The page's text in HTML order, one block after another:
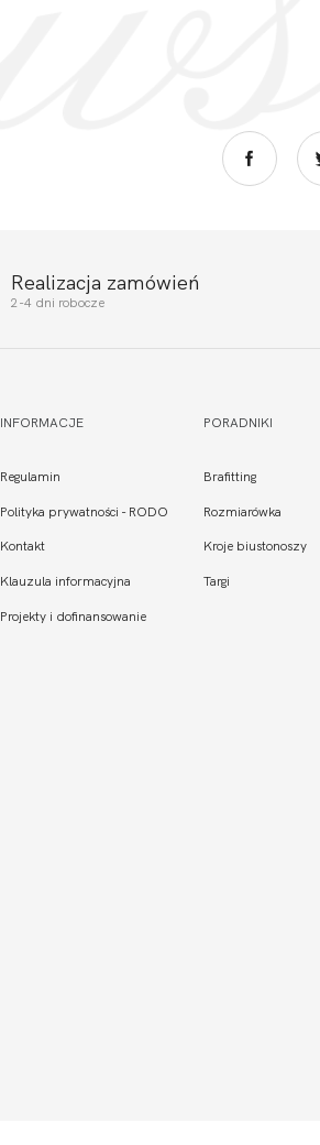
Realizacja zamówień
2-4 dni robocze
INFORMACJE
Regulamin
Polityka prywatności - RODO
Kontakt
Klauzula informacyjna
Projekty i dofinansowanie
PORADNIKI
Brafitting
Rozmiarówka
Kroje biustonoszy
Targi